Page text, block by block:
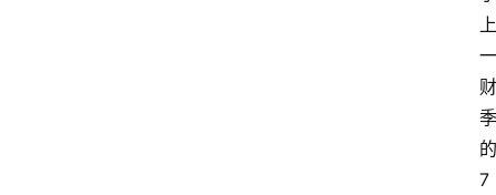
上
一
财
季
的
7